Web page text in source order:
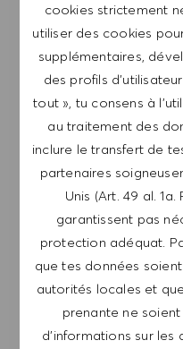
cookies strictement
utiliser des cookies
supplémentaires,
des profils
tout », tu consens à
au traitement des
inclure le transfert de
partenaires
Unis (Art. 49 al.
garantissent pas
protection adéquat.
que tes données
autorités locales et
prenante ne
d’informations sur
REMARQUE: En
recevoir des mails
HUGO BOSS, des
et d'autres sujets liés
me désabonner à
cliquant sur le lien
reconnais que mes
traitées conformément
Saisir l'adresse e-mail